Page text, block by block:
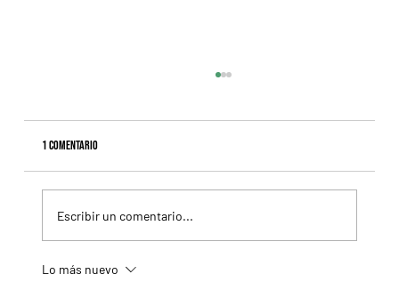
1 comentario
Escribir un comentario...
Lo más nuevo